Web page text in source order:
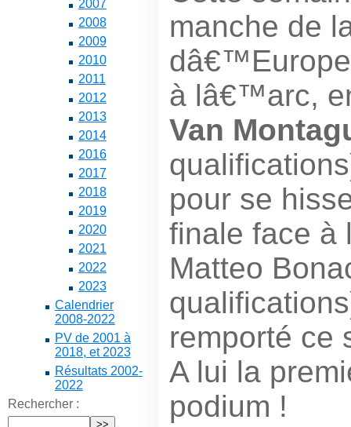
2007
2008
2009
2010
2011
2012
2013
2014
2016
2017
2018
2019
2020
2021
2022
2023
Calendrier
2008-2022
PV de 2001 à
2018, et 2023
Résultats 2002-
2022
Rechercher :
manche de
à lâ€™arc,
Van
pour se
finale face
Matteo
remporté ce
A lui la
podium !